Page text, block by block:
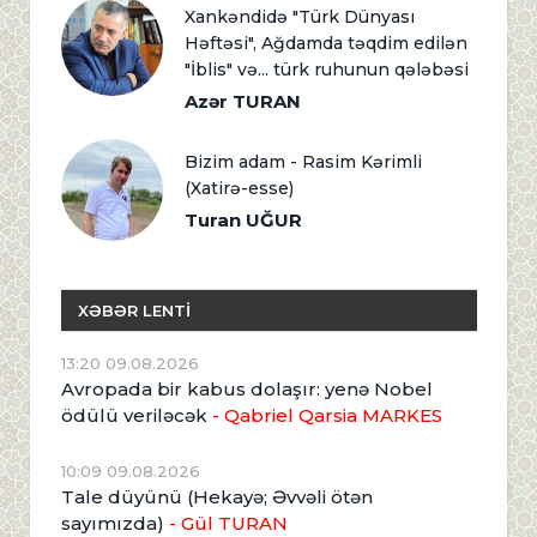
Xankəndidə "Türk Dünyası
Həftəsi", Ağdamda təqdim edilən
"İblis" və... türk ruhunun qələbəsi
Azər TURAN
Bizim adam - Rasim Kərimli
(Xatirə-esse)
Turan UĞUR
XƏBƏR LENTİ
13:20 09.08.2026
Avropada bir kabus dolaşır: yenə Nobel
ödülü veriləcək - Qabriel Qarsia MARKES
10:09 09.08.2026
Tale düyünü (Hekayə; Əvvəli ötən
sayımızda) - Gül TURAN